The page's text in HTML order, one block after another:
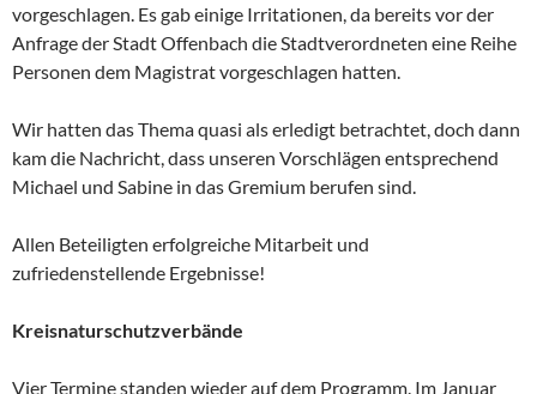
vorgeschlagen. Es gab einige Irritationen, da bereits vor der
Anfrage der Stadt Offenbach die Stadtverordneten eine Reihe
Personen dem Magistrat vorgeschlagen hatten.
Wir hatten das Thema quasi als erledigt betrachtet, doch dann
kam die Nachricht, dass unseren Vorschlägen entsprechend
Michael und Sabine in das Gremium berufen sind.
Allen Beteiligten erfolgreiche Mitarbeit und
zufriedenstellende Ergebnisse!
Kreisnaturschutzverbände
Vier Termine standen wieder auf dem Programm. Im Januar